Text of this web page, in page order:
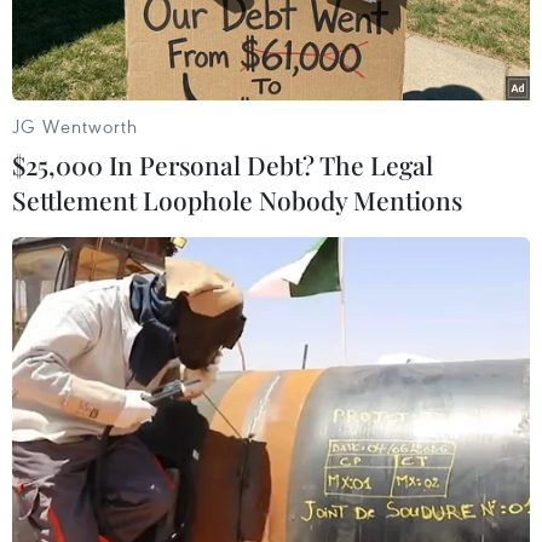
Phó Chủ tịch, Tổng Thư ký Ủy ban Trung ương Mặt trận Tổ quốc
Việt Nam Nguyễn Thị Thu Hà điều hành tại Trung tâm thảo luận
số 1. (Ảnh: TTXVN)
Tiếp tục chương trình Đại hội đại biểu toàn
quốc Mặt trận Tổ quốc Việt Nam lần thứ X,
JG Wentworth
$25,000 In Personal Debt? The Legal
Settlement Loophole Nobody Mentions